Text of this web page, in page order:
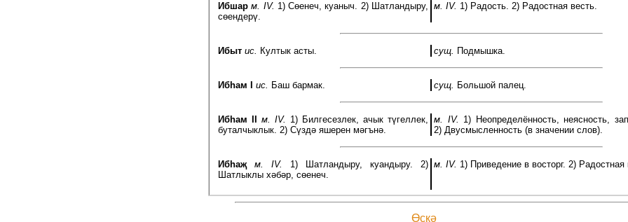
Ибшар м. IV. 1) Сөенеч, куаныч. 2) Шатландыру,
сөендерү.
м. IV. 1) Радость. 2) Радостная весть.
Ибыт ис. Култык асты. сущ. Подмышка.
Ибһам I ис. Баш бармак. сущ. Большой палец.
Ибһам II м. IV. 1) Билгесезлек, ачык түгеллек,
буталчыклык. 2) Сүздә яшерен мәгънә.
м. IV. 1) Неопределённость, неясность,
2) Двусмысленность (в значении слов).
Ибһаҗ м. IV.
1) Шатландыру, куандыру. 2)
Шатлыклы хәбәр, сөенеч.
м. IV. 1) Приведение в восторг. 2) Радостная
Өскә